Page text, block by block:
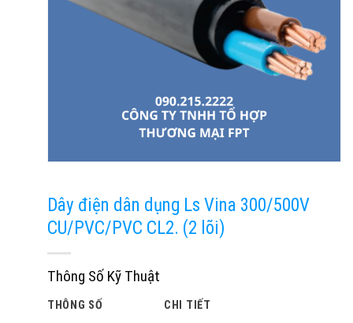
Dây điện dân dụng Ls Vina 300/500V
CU/PVC/PVC CL2. (2 lõi)
Thông Số Kỹ Thuật
THÔNG SỐ CHI TIẾT